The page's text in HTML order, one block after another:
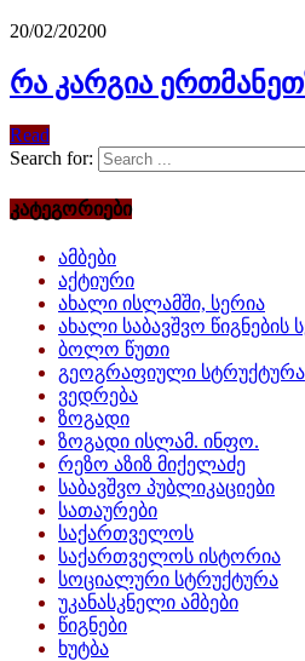
20/02/20200
რა კარგია
Read
Search for:
კატეგორიები
ამბები
აქტიური
ახალი ისლამში, სერია
ახალი საბავშვო წიგნების
ბოლო წუთი
გეოგრაფიული სტრუქტურა
ვედრება
ზოგადი
ზოგადი ისლამ. ინფო.
რეზო აზიზ მიქელაძე
საბავშვო პუბლიკაციები
სათაურები
საქართველოს
საქართველოს ისტორია
სოციალური სტრუქტურა
უკანასკნელი ამბები
წიგნები
ხუტბა